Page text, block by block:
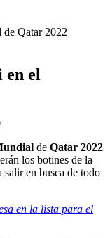
en el
de Qatar 2022
los botines de la
salir en busca de todo
en la lista para el